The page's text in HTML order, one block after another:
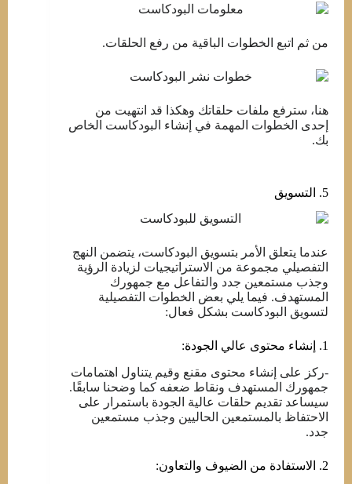
من ثم اتبع الخطوات الباقية من رفع الحلقات.
هنا، سترفع ملفات حلقاتك وهكذا قد انتهيت من
إحدى الخطوات المهمة في إنشاء البودكاست الخاص
بك.
5. التسويق
عندما يتعلق الأمر بتسويق البودكاست، يتضمن النهج
التفصيلي مجموعة من الاستراتيجيات لزيادة الرؤية
وجذب مستمعين جدد والتفاعل مع جمهورك
المستهدف. فيما يلي بعض الخطوات التفصيلية
لتسويق البودكاست بشكل فعال:
1. إنشاء محتوى عالي الجودة:
-ركز على إنشاء محتوى مقنع وقيم يتناول اهتمامات
جمهورك المستهدف ونقاط ضعفه كما وضحنا سابقًا.
سيساعد تقديم حلقات عالية الجودة باستمرار على
الاحتفاظ بالمستمعين الحاليين وجذب مستمعين
جدد.
2. الاستفادة من الضيوف والتعاون: